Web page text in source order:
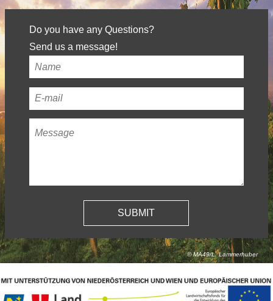
Do you have any Questions?
Send us a message!
Your
name*
Your
email
address*
Message
© MA49/L. Lammerhuber